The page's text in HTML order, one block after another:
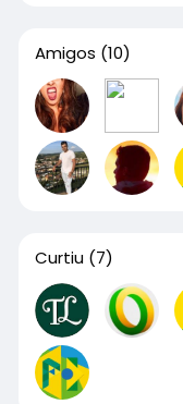
Amigos (10)
Curtiu (7)